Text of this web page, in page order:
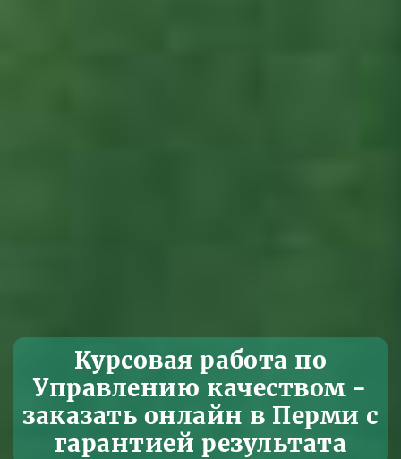
Курсовая работа по
Управлению качеством -
заказать онлайн в Перми с
гарантией результата